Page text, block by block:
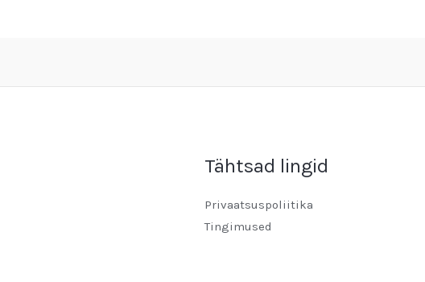
Tähtsad lingid
Privaatsuspoliitika
Tingimused